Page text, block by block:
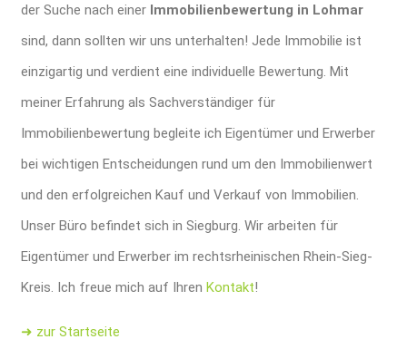
der Suche nach einer Immobilienbewertung in Lohmar
sind, dann sollten wir uns unterhalten! Jede Immobilie ist
einzigartig und verdient eine individuelle Bewertung. Mit
meiner Erfahrung als Sachverständiger für
Immobilienbewertung begleite ich Eigentümer und Erwerber
bei wichtigen Entscheidungen rund um den Immobilienwert
und den erfolgreichen Kauf und Verkauf von Immobilien.
Unser Büro befindet sich in Siegburg. Wir arbeiten für
Eigentümer und Erwerber im rechtsrheinischen Rhein-Sieg-
Kreis. Ich freue mich auf Ihren Kontakt!
➜ zur Startseite